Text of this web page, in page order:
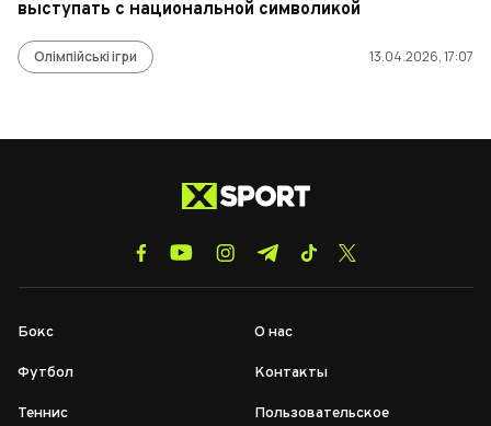
выступать с национальной символикой
Олімпійські ігри 13.04.2026, 17:07
Бокс
Футбол
Теннис
О нас
Контакты
Пользовательское